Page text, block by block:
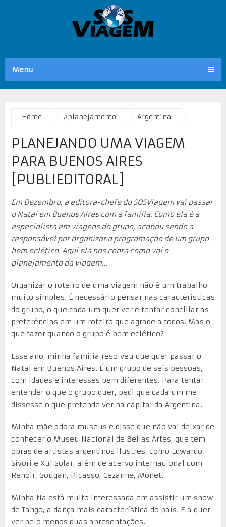
Menu
Home #planejamento Argentina
PLANEJANDO UMA VIAGEM
PARA BUENOS AIRES
[PUBLIEDITORAL]
Em Dezembro, a editora-chefe do SOSViagem vai passar
o Natal em Buenos Aires com a família. Como ela é a
especialista em viagens do grupo, acabou sendo a
responsável por organizar a programação de um grupo
bem eclético. Aqui ela nos conta como vai o
planejamento da viagem…
Organizar o roteiro de uma viagem não é um trabalho
muito simples. É necessário pensar nas características
do grupo, o que cada um quer ver e tentar conciliar as
preferências em um roteiro que agrade a todos. Mas o
que fazer quando o grupo é bem eclético?
Esse ano, minha família resolveu que quer passar o
Natal em Buenos Aires. É um grupo de seis pessoas,
com idades e interesses bem diferentes. Para tentar
entender o que o grupo quer, pedi que cada um me
dissesse o que pretende ver na capital da Argentina.
Minha mãe adora museus e disse que não vai deixar de
conhecer o Museu Nacional de Bellas Artes, que tem
obras de artistas argentinos ilustres, como Edwardo
Sívori e Xul Solar, além de acervo internacional com
Renoir, Gougan, Picasso, Cezanne, Monet.
Minha tia está muito interessada em assistir um show
de Tango, a dança mais característica do país. Ela quer
ver pelo menos duas apresentações.